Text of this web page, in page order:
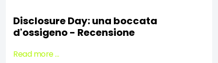
Disclosure Day: una boccata
d'ossigeno - Recensione
Read more …